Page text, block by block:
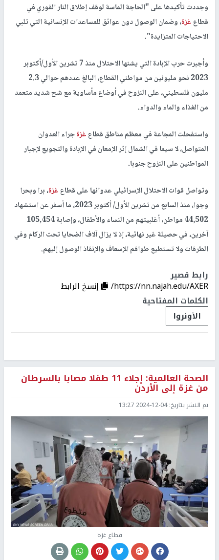
وجددت تأكيدها على "الحاجة الماسة لوقف إطلاق النار الفوري في
قطاعغزة، وضمان الوصول دون عوائق للمساعدات الإنسانية التي تلبي
الاحتياجات المتزايدة".
وأجبرت حرب الإبادة التي يشنها الاحتلال منذ 7 تشرين الأول/أكتوبر
2023 نحو مليونين من مواطني القطاع، البالغ عددهم حوالي 2.3
مليون فلسطيني، على النزوح في أوضاع مأساوية مع شح شديد متعمد
من الغذاء والماء والدواء.
واستفحلت المجاعة في معظم مناطق قطاعغزةجراء العدوان
المتواصل، لا سيما في الشمال إثر الإمعان في الإبادة والتجويع لإجبار
المواطنين على النزوح جنوبا.
وتواصل قوات الاحتلال الإسرائيلي عدوانها على قطاعغزة، برا وبحرا
وجوا، منذ السابع من تشرين الأول/ أكتوبر 2023، ما أسفر عن استشهاد
44,502 مواطن، أغلبيتهم من النساء والأطفال، وإصابة 105,454
آخرين، في حصيلة غير نهائية، إذ لا يزال آلاف الضحايا تحت الركام وفي
الطرقات ولا تستطيع طواقم الإسعاف والإنقاذ الوصول إليهم.
رابط قصير
https://nn.najah.edu/AXER/
إنسخ الرابط
الكلمات المفتاحية
الأونروا
الصحة العالمية: إجلاء 11 طفلا مصابا بالسرطان
من غزة إلى الأردن
تم النشر بتاريخ:2024-12-04 13:27
قطاع غزة